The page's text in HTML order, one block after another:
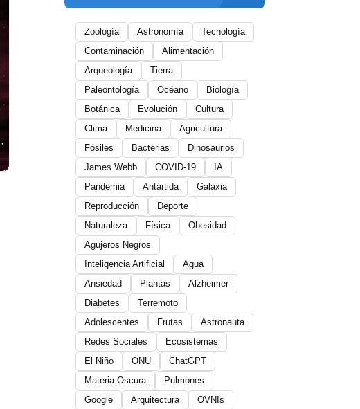
Zoología Astronomía
Tecnología
Contaminación
Alimentación
Arqueología
Tierra
Paleontología
Océano
Biología
Botánica
Evolución
Cultura
Clima
Medicina
Agricultura
Fósiles
Bacterias
Dinosaurios
James Webb
COVID-19
IA
Pandemia
Antártida
Galaxia
Reproducción
Deporte
Naturaleza
Física
Obesidad
Agujeros Negros
Inteligencia Artificial
Agua
Ansiedad
Plantas
Alzheimer
Diabetes
Terremoto
Adolescentes
Frutas
Astronauta
Redes Sociales
Ecosistemas
El Niño
ONU
ChatGPT
Materia Oscura
Pulmones
Google
Arquitectura
OVNIs